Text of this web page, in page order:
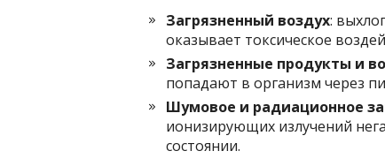
Загрязненный воздух:
оказывает токсическое
Загрязненные продукты и
попадают в организм через
Шумовое и радиационное
ионизирующих излучений
состоянии.